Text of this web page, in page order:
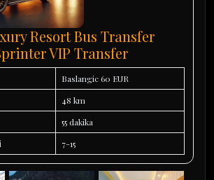
Resort Bus Transfer
VIP Transfer
Baslangic 60 EUR
48 km
55 dakika
7-15